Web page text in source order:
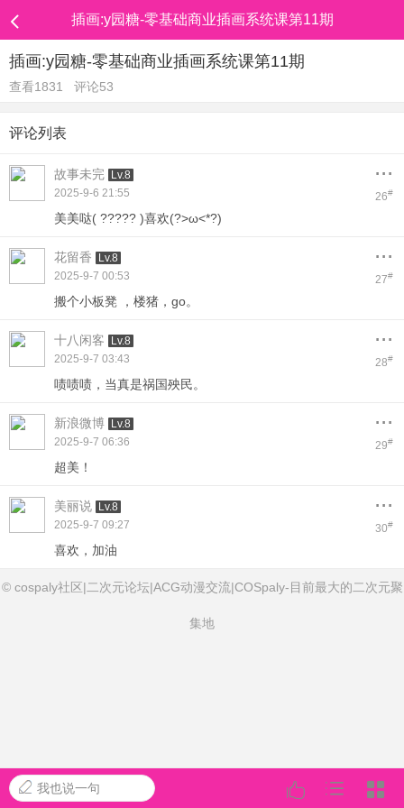
插画:y园糖-零基础商业插画系统课第11期
插画:y园糖-零基础商业插画系统课第11期
查看1831 评论53
评论列表
故事未完 Lv.8 ...
2025-9-6 21:55 26#
美美哒( ????? )喜欢(?>ω<*?)
花留香 Lv.8 ...
2025-9-7 00:53 27#
搬个小板凳 ，楼猪，go。
十八闲客 Lv.8 ...
2025-9-7 03:43 28#
啧啧啧，当真是祸国殃民。
新浪微博 Lv.8 ...
2025-9-7 06:36 29#
超美！
美丽说 Lv.8 ...
2025-9-7 09:27 30#
喜欢，加油
我也说一句
© cospaly社区|二次元论坛|ACG动漫交流|COSpaly-目前最大的二次元聚
集地